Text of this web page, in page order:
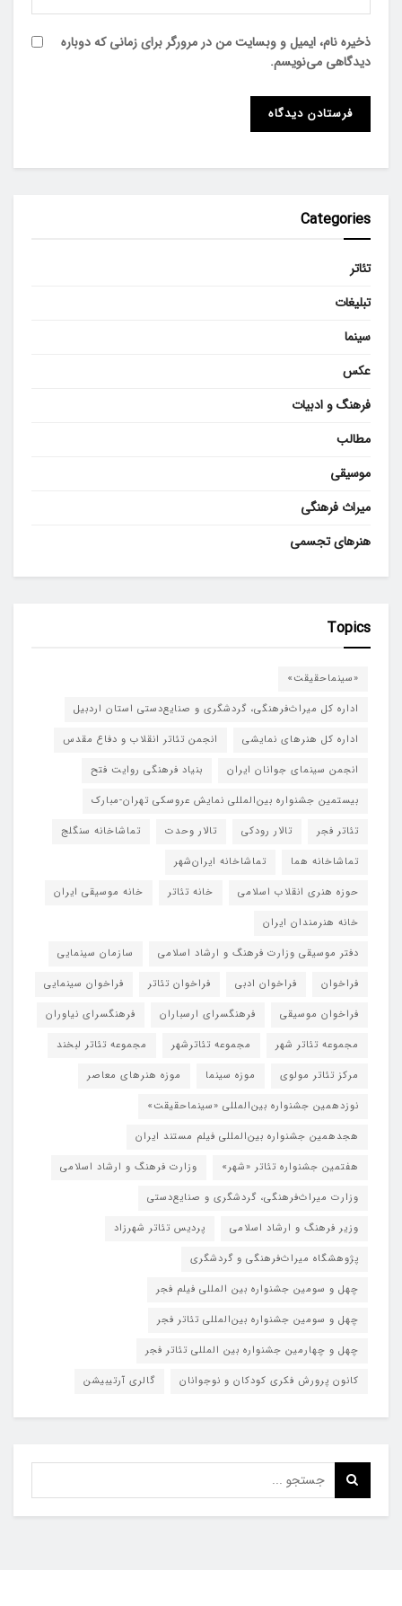
ذخیره نام، ایمیل و وبسایت من در مرورگر برای زمانی که دوباره
دیدگاهی می‌نویسم.
Categories
تئاتر
تبلیغات
سینما
عکس
فرهنگ و ادبیات
مطالب
موسیقی
میراث فرهنگی
هنرهای تجسمی
Topics
«سینماحقیقت»
اداره کل میراث‌فرهنگی، گردشگری و صنایع‌دستی استان اردبیل
اداره کل هنرهای نمایشی
انجمن تئاتر انقلاب و دفاع مقدس
انجمن سینمای جوانان ایران
بنیاد فرهنگی روایت فتح
بیستمین جشنواره بین‌المللی نمایش عروسکی تهران-مبارک
تئاتر فجر
تالار رودکی تالار وحدت
تماشاخانه سنگلج
تماشاخانه هما
تماشاخانه‌ ایران‌شهر
حوزه هنری انقلاب اسلامی
خانه تئاتر
خانه موسیقی ایران
خانه هنرمندان ایران
دفتر موسیقی وزارت فرهنگ و ارشاد اسلامی
سازمان سینمایی
فراخوان
فراخوان ادبی فراخوان تئاتر
فراخوان سینمایی
فراخوان موسیقی
فرهنگسرای ارسباران
فرهنگسرای نیاوران
مجموعه تئاتر شهر
مجموعه تئاترشهر
مجموعه تئاتر لبخند
مرکز تئاتر مولوی
موزه سینما
موزه هنرهای معاصر
نوزدهمین جشنواره بین‌المللی «سینماحقیقت»
هجدهمین جشنواره بین‌المللی فیلم مستند ایران
هفتمین جشنواره تئاتر «شهر»
وزارت فرهنگ و ارشاد اسلامی
وزارت میراث‌فرهنگی، گردشگری و صنایع‌دستی
وزیر فرهنگ و ارشاد اسلامی
پردیس تئاتر شهرزاد
پژوهشگاه میراث‌فرهنگی و گردشگری
چهل و سومین جشنواره بین المللی فیلم فجر
چهل و سومین جشنواره بین‌المللی تئاتر فجر
چهل و چهارمین جشنواره بین المللی تئاتر فجر
کانون پرورش فکری کودکان و نوجوانان
گالری آرتیبیشن